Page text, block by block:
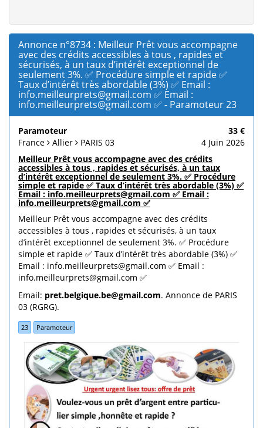
Annonce n°8734 : Meilleur Prêt vous accompagne
avec des crédits accessibles à tous , rapides et
sécurisés, à un taux d’intérêt exceptionnel de
seulement 3%. ✅ Procédure simple et rapide ✅
Taux d’intérêt très abordable (3%) ✅ Email :
info.meilleurprets@gmail.com ✅ Email :
info.meilleurprets@gmail.com ✅ - Paramoteur 23
Paramoteur
33 €
France
Allier PARIS 03
4 Juin 2026
Meilleur Prêt vous accompagne avec des crédits
accessibles à tous , rapides et sécurisés, à un taux
d’intérêt exceptionnel de seulement 3%. ✅ Procédure
simple et rapide ✅ Taux d’intérêt très abordable (3%) ✅
Email : info.meilleurprets@gmail.com ✅ Email :
info.meilleurprets@gmail.com ✅
Meilleur Prêt vous accompagne avec des crédits
accessibles à tous , rapides et sécurisés, à un taux
d’intérêt exceptionnel de seulement 3%. ✅ Procédure
simple et rapide ✅ Taux d’intérêt très abordable (3%) ✅
Email : info.meilleurprets@gmail.com ✅ Email :
info.meilleurprets@gmail.com ✅
Email: pret.belgique.be@gmail.com. Annonce de PARIS
03 (RGRG).
23 Paramoteur